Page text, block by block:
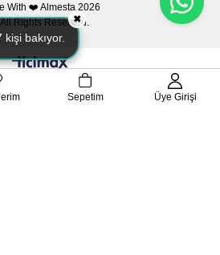
With ❤️ Almesta 2026
Rights Reserved.
Sepetim Üye Girişi
✖
kişi bakıyor.